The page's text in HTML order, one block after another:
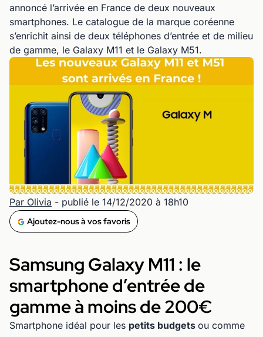
annoncé l’arrivée en France de deux nouveaux
smartphones. Le catalogue de la marque coréenne
s’enrichit ainsi de deux téléphones d’entrée et de milieu
de gamme, le Galaxy M11 et le Galaxy M51.
Par Olivia - publié le 14/12/2020 à 18h10
Ajoutez-nous à vos favoris
Samsung Galaxy M11 : le
smartphone d’entrée de
gamme à moins de 200€
Smartphone idéal pour les petits budgets ou comme